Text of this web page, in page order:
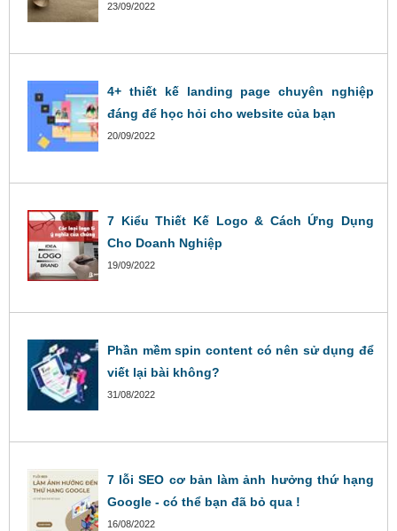
23/09/2022
4+ thiết kế landing page chuyên nghiệp
đáng để học hỏi cho website của bạn
20/09/2022
7 Kiểu Thiết Kế Logo & Cách Ứng Dụng
Cho Doanh Nghiệp
19/09/2022
Phần mềm spin content có nên sử dụng để
viết lại bài không?
31/08/2022
7 lỗi SEO cơ bản làm ảnh hưởng thứ hạng
Google - có thể bạn đã bỏ qua !
16/08/2022